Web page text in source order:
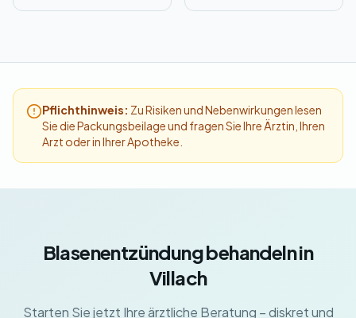
Pflichthinweis: Zu Risiken und Nebenwirkungen lesen
Sie die Packungsbeilage und fragen Sie Ihre Ärztin, Ihren
Arzt oder in Ihrer Apotheke.
Blasenentzündung behandeln in
Villach
Starten Sie jetzt Ihre ärztliche Beratung – diskret und